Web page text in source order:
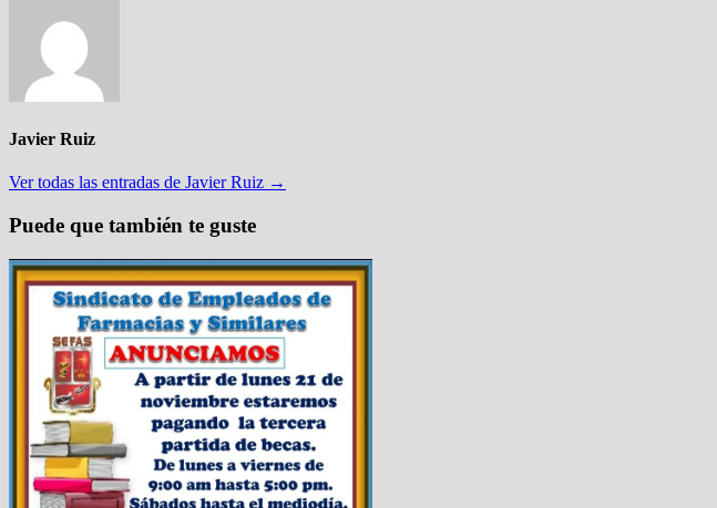
Javier Ruiz
Ver todas las entradas de Javier Ruiz →
Puede que también te guste